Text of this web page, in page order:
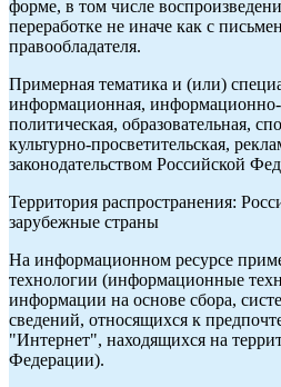
форме, в том числе
переработке не иначе как с
правообладателя.
Примерная тематика и (или)
информационная, информационно-
политическая, образовательная,
культурно-просветительская,
законодательством Российской
Территория распространения:
зарубежные страны
На информационном ресурсе
технологии (информационные
информации на основе сбора,
сведений, относящихся к
"Интернет", находящихся на
Федерации).